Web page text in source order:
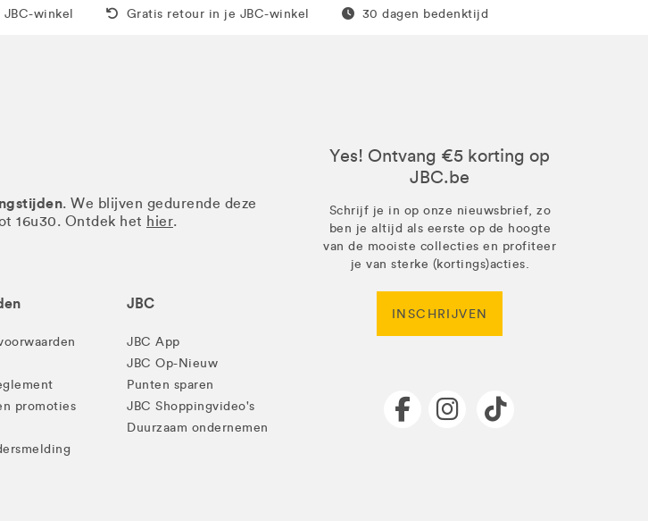
winkel Gratis thuis vanaf 50 euro
Gratis retour in je JBC-winkel Gratis retour
30 dagen bedenktijd
. We blijven gedurende deze
16u30. Ontdek het hier.
promoties
JBC
JBC App
JBC Op-Nieuw
Punten sparen
JBC Shoppingvideo's
Duurzaam ondernemen
Yes! Ontvang €5 korting op
JBC.be
Schrijf je in op onze nieuwsbrief, zo
ben je altijd als eerste op de hoogte
van de mooiste collecties en profiteer
je van sterke (kortings)acties.
INSCHRIJVEN